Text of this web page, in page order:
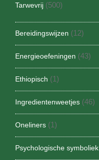
Tarwevrij (500)
Bereidingswijzen (12)
Energieoefeningen (43)
Ethiopisch (1)
Ingredientenweetjes (46)
Oneliners (1)
Psychologische symboliek